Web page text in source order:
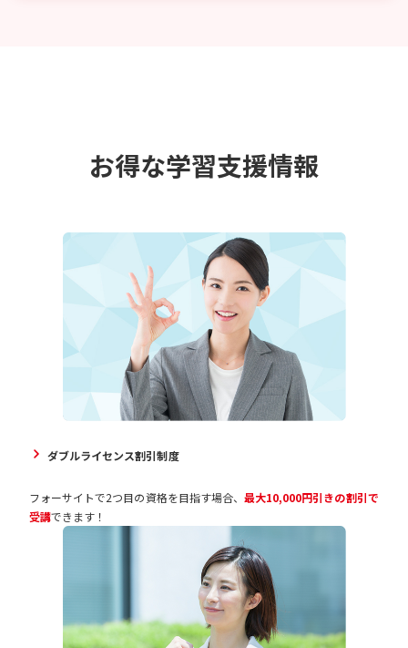
お得な学習支援情報
ダブルライセンス割引制度
フォーサイトで2つ目の資格を目指す場合、 最大10,000円引きの割引で
受講できます！